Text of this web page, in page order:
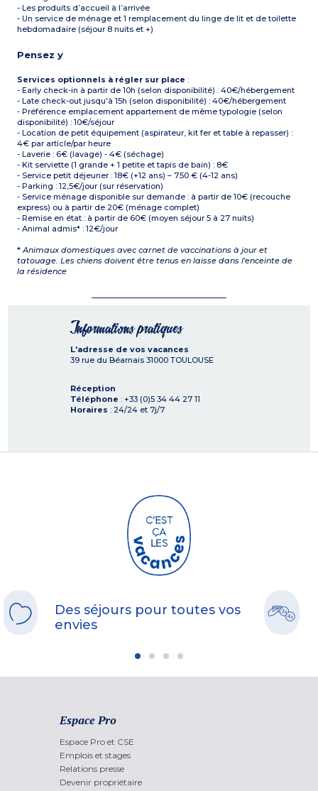
- Les produits d’accueil à l’arrivée
- Un service de ménage et 1 remplacement du linge de lit et de toilette
hebdomadaire (séjour 8 nuits et +)
Pensez y
Services optionnels à régler sur place :
- Early check-in à partir de 10h (selon disponibilité) : 40€/hébergement
- Late check-out jusqu'à 15h (selon disponibilité) : 40€/hébergement
- Préférence emplacement appartement de même typologie (selon
disponibilité) : 10€/séjour
- Location de petit équipement (aspirateur, kit fer et table à repasser) :
4€ par article/par heure
- Laverie : 6€ (lavage) - 4€ (séchage)
- Kit serviette (1 grande + 1 petite et tapis de bain) : 8€
- Service petit déjeuner : 18€ (+12 ans) – 7.50 € (4-12 ans)
- Parking : 12,5€/jour (sur réservation)
- Service ménage disponible sur demande : à partir de 10€ (recouche
express) ou à partir de 20€ (ménage complet)
- Remise en état : à partir de 60€ (moyen séjour 5 à 27 nuits)
- Animal admis* : 12€/jour
*Animaux domestiques avec carnet de vaccinations à jour et
tatouage. Les chiens doivent être tenus en laisse dans l'enceinte de
la résidence
Informations pratiques
L'adresse de vos vacances
39 rue du Béarnais 31000 TOULOUSE
Réception
Téléphone : +33 (0)5 34 44 27 11
Horaires : 24/24 et 7j/7
Des séjours pour toutes vos
envies
Espace Pro
Espace Pro et CSE
Emplois et stages
Relations presse
Devenir propriétaire